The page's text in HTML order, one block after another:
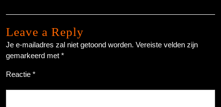
Leave a Reply
Je e-mailadres zal niet getoond worden. Vereiste velden zijn
gemarkeerd met *
Reactie *